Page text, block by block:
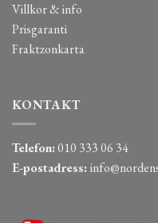
Villkor & info
Prisgaranti
Fraktzonkarta
KONTAKT
Telefon:010 333 06 34
E-postadress: